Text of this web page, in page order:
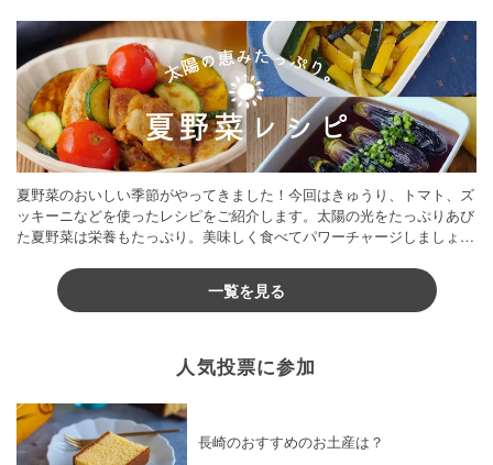
夏野菜のおいしい季節がやってきました！今回はきゅうり、トマト、ズ
ッキーニなどを使ったレシピをご紹介します。太陽の光をたっぷりあび
た夏野菜は栄養もたっぷり。美味しく食べてパワーチャージしましょう
一覧を見る
人気投票に参加
長崎のおすすめのお土産は？